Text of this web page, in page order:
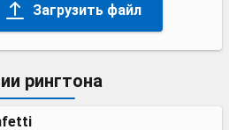
Загрузить файл
рингтона